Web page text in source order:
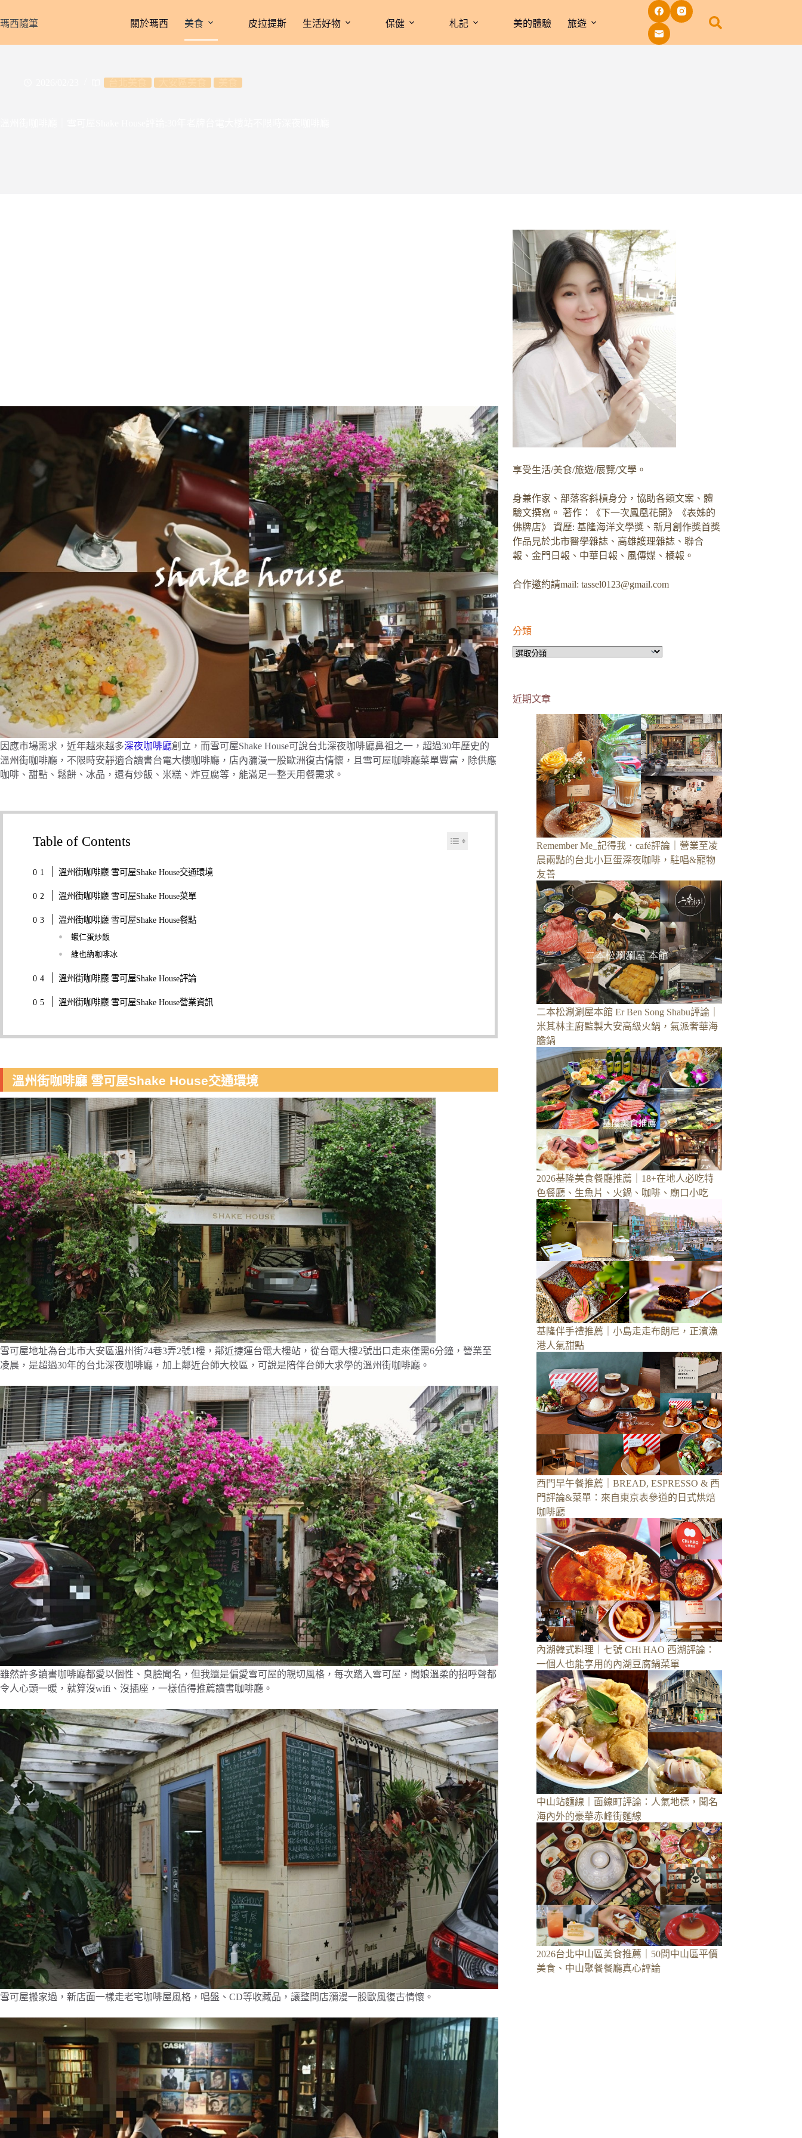
至
瑪西隨筆 關於瑪西 美食 皮拉提斯 生活好物 保健 札記 美的體驗 旅遊
因應市場需求，近年越來越多深夜咖啡廳創立，而雪可屋Shake House可說台北深夜咖啡廳鼻祖之一，超過30年歷史的
溫州街咖啡廳，不限時安靜適合讀書台電大樓咖啡廳，店內瀰漫一股歐洲復古情懷，且雪可屋咖啡廳菜單豐富，除供應
咖啡、甜點、鬆餅、冰品，還有炒飯、米糕、炸豆腐等，能滿足一整天用餐需求。
Table of Contents
溫州街咖啡廳 雪可屋Shake House交通環境
溫州街咖啡廳 雪可屋Shake House菜單
溫州街咖啡廳 雪可屋Shake House餐點
蝦仁蛋炒飯
維也納咖啡冰
溫州街咖啡廳 雪可屋Shake House評論
溫州街咖啡廳 雪可屋Shake House營業資訊
溫州街咖啡廳 雪可屋Shake House交通環境
雪可屋地址為台北市大安區溫州街74巷3弄2號1樓，鄰近捷運台電大樓站，從台電大樓2號出口走來僅需6分鐘，營業至
凌晨，是超過30年的台北深夜咖啡廳，加上鄰近台師大校區，可說是陪伴台師大求學的溫州街咖啡廳。
雖然許多讀書咖啡廳都愛以個性、臭臉聞名，但我還是偏愛雪可屋的親切風格，每次踏入雪可屋，闆娘溫柔的招呼聲都
令人心頭一暖，就算沒wifi、沒插座，一樣值得推薦讀書咖啡廳。
雪可屋搬家過，新店面一樣走老宅咖啡屋風格，唱盤、CD等收藏品，讓整間店瀰漫一股歐風復古情懷。
享受生活/美食/旅遊/展覽/文學。
身兼作家、部落客斜槓身分，協助各類文案、體
驗文撰寫。 著作：《下一次鳳凰花開》《表姊的
佛牌店》 資歷: 基隆海洋文學獎、新月創作獎首獎
作品見於北市醫學雜誌、高雄護理雜誌、聯合
報、金門日報、中華日報、風傳媒、橘報。
合作邀約請mail: tassel0123@gmail.com
分類
分
近期文章
Remember Me_記得我．café評論｜營業至凌
晨兩點的台北小巨蛋深夜咖啡，駐唱&寵物
友善
二本松涮涮屋本館 Er Ben Song Shabu評論｜
米其林主廚監製大安高級火鍋，氣派奢華海
膽鍋
2026基隆美食餐廳推薦｜18+在地人必吃特
色餐廳、生魚片、火鍋、咖啡、廟口小吃
基隆伴手禮推薦｜小島走走布朗尼，正濱漁
港人氣甜點
西門早午餐推薦｜BREAD, ESPRESSO & 西
門評論&菜單：來自東京表參道的日式烘焙
咖啡廳
內湖韓式料理｜七號 CHi HAO 西湖評論：
一個人也能享用的內湖豆腐鍋菜單
中山站麵線｜面線町評論：人氣地標，聞名
海內外的豪華赤峰街麵線
2026台北中山區美食推薦｜50間中山區平價
美食、中山聚餐餐廳真心評論